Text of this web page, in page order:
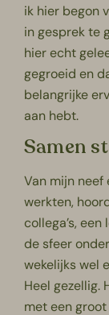
ik hier begon
in gesprek te
hier echt
gegroeid en
belangrijke
aan hebt.
Samen
Van mijn neef
werkten,
collega’s,
de sfeer
wekelijks wel
Heel gezellig.
met een